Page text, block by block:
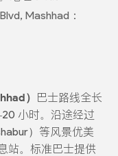
Mashhad：
） 巴士路线全长
小时。沿途经过
）等风景优美
站。标准巴士提供